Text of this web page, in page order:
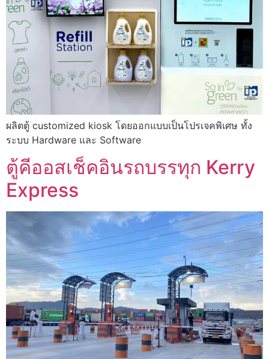
ผลิตตู้ customized kiosk โดยออกแบบเป็นโปรเจคพิเศษ ทั้ง
ระบบ Hardware และ Software
ตู้คีออสเช็คอินรถบรรทุก Kerry
Express